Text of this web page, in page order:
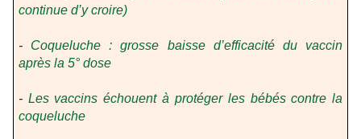
continue d’y croire)
- Coqueluche : grosse baisse d’efficacité du vaccin
après la 5° dose
- Les vaccins échouent à protéger les bébés contre la
coqueluche